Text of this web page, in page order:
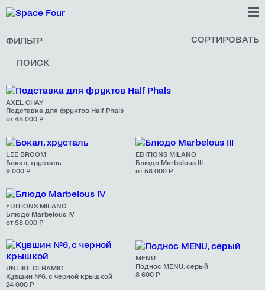
ФИЛЬТР СОРТИРОВАТЬ
ПОИСК
AXEL CHAY
Подставка для фруктов Half Phals
от 45 000 Р
LEE BROOM
Бокал, хрусталь
9 000 Р
EDITIONS MILANO
Блюдо Marbelous III
от 58 000 Р
EDITIONS MILANO
Блюдо Marbelous IV
от 58 000 Р
UNLIKE CERAMIC
Кувшин №6, с черной крышкой
24 000 Р
MENU
Поднос MENU, серый
8 600 Р